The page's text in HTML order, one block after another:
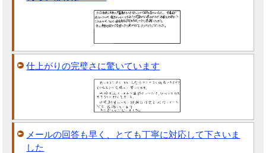
仕上がりの完璧さに驚いています
メールの回答も早く、とても丁寧に対応して下さいま
した